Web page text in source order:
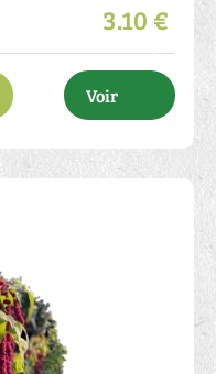
3.10 €
Voir